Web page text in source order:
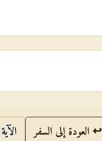
↩ العودة إلى السفر